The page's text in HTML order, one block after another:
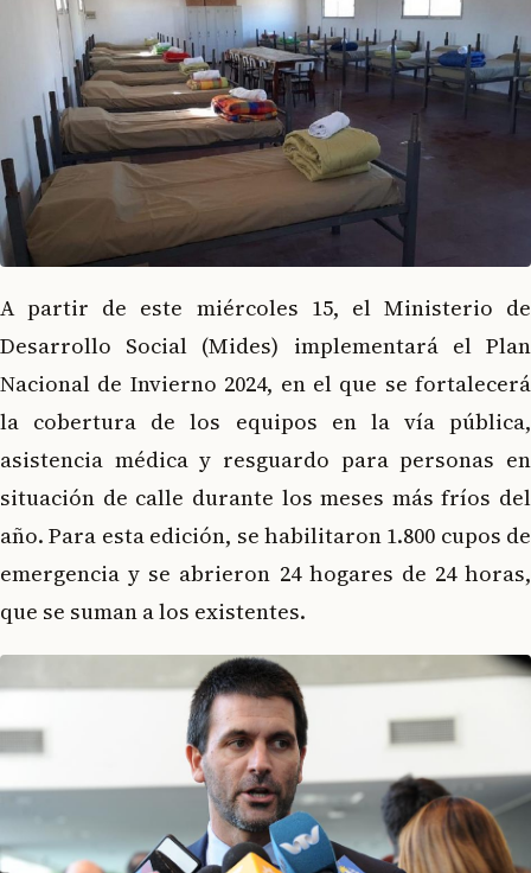
A partir de este miércoles 15, el Ministerio de
Desarrollo Social (Mides) implementará el Plan
Nacional de Invierno 2024, en el que se fortalecerá
la cobertura de los equipos en la vía pública,
asistencia médica y resguardo para personas en
situación de calle durante los meses más fríos del
año. Para esta edición, se habilitaron 1.800 cupos de
emergencia y se abrieron 24 hogares de 24 horas,
que se suman a los existentes.